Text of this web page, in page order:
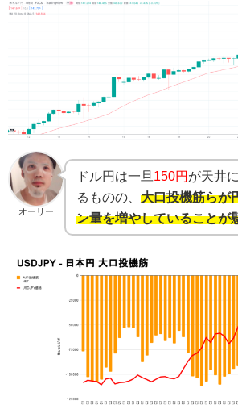
オーリー
ドル円は一旦 150円が天井
るものの、 大口投機筋らが
ン量を増やしていることが